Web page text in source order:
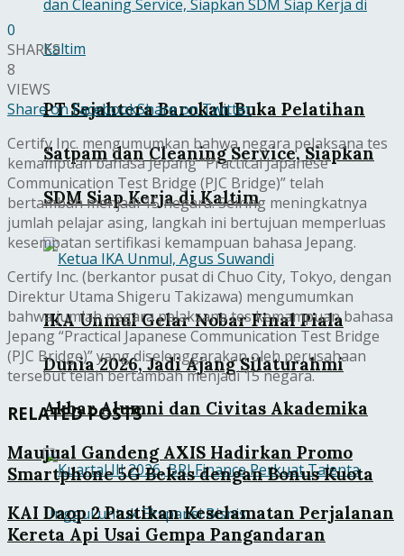
PT Sejahtera Barokah Buka Pelatihan
Satpam dan Cleaning Service, Siapkan
SDM Siap Kerja di Kaltim
IKA Unmul Gelar Nobar Final Piala
Dunia 2026, Jadi Ajang Silaturahmi
Akbar Alumni dan Civitas Akademika
0
SHARES
8
VIEWS
Share on FacebookShare on Twitter
Certify Inc. mengumumkan bahwa negara pelaksana tes
kemampuan bahasa Jepang “Practical Japanese
Communication Test Bridge (PJC Bridge)” telah
bertambah menjadi 15 negara. Seiring meningkatnya
jumlah pelajar asing, langkah ini bertujuan memperluas
kesempatan sertifikasi kemampuan bahasa Jepang.
Certify Inc. (berkantor pusat di Chuo City, Tokyo, dengan
Direktur Utama Shigeru Takizawa) mengumumkan
bahwa jumlah negara pelaksana tes kemampuan bahasa
Jepang “Practical Japanese Communication Test Bridge
(PJC Bridge)” yang diselenggarakan oleh perusahaan
tersebut telah bertambah menjadi 15 negara.
RELATED POSTS
Maujual Gandeng AXIS Hadirkan Promo
Smartphone 5G Bekas dengan Bonus Kuota
KAI Daop 2 Pastikan Keselamatan Perjalanan
Kereta Api Usai Gempa Pangandaran